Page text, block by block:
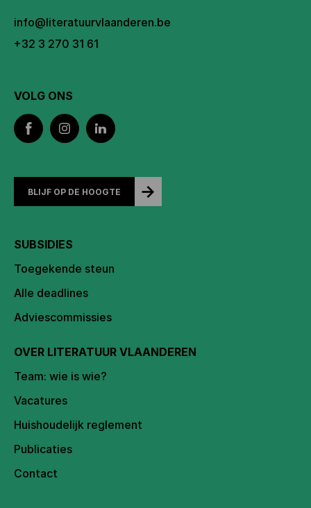
info@literatuurvlaanderen.be
+32 3 270 31 61
VOLG ONS
BLIJF OP DE HOOGTE
SUBSIDIES
Toegekende steun
Alle deadlines
Adviescommissies
OVER LITERATUUR VLAANDEREN
Team: wie is wie?
Vacatures
Huishoudelijk reglement
Publicaties
Contact